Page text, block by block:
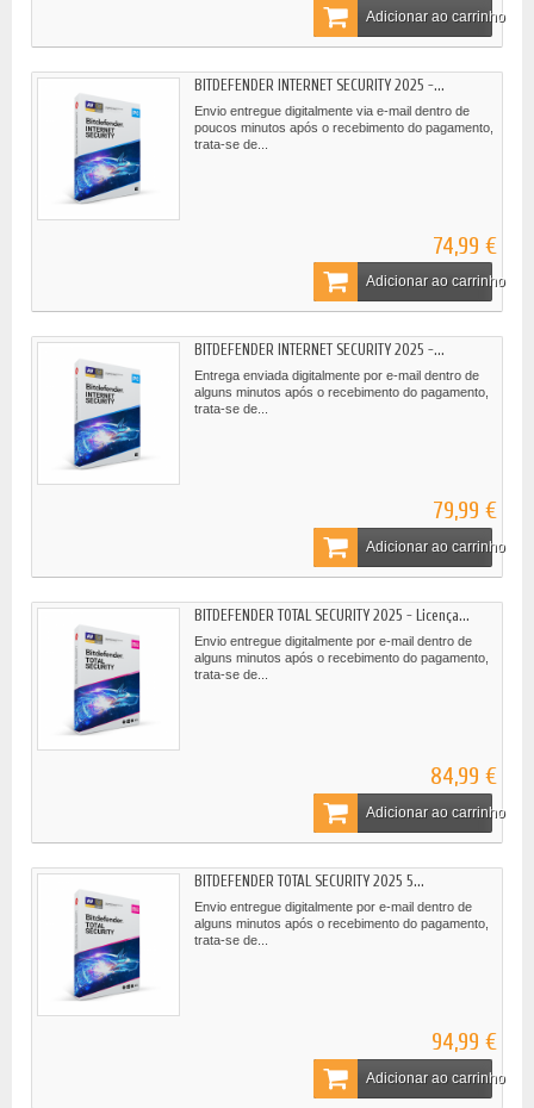
Adicionar ao carrinho
BITDEFENDER INTERNET SECURITY 2025 -...
Envio entregue digitalmente via e-mail dentro de
poucos minutos após o recebimento do pagamento,
trata-se de...
74,99 €
Adicionar ao carrinho
BITDEFENDER INTERNET SECURITY 2025 -...
Entrega enviada digitalmente por e-mail dentro de
alguns minutos após o recebimento do pagamento,
trata-se de...
79,99 €
Adicionar ao carrinho
BITDEFENDER TOTAL SECURITY 2025 - Licença...
Envio entregue digitalmente por e-mail dentro de
alguns minutos após o recebimento do pagamento,
trata-se de...
84,99 €
Adicionar ao carrinho
BITDEFENDER TOTAL SECURITY 2025 5...
Envio entregue digitalmente por e-mail dentro de
alguns minutos após o recebimento do pagamento,
trata-se de...
94,99 €
Adicionar ao carrinho